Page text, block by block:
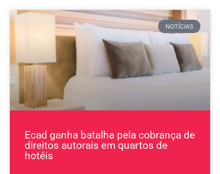
NOTÍCIAS
Ecad ganha batalha pela cobrança de
direitos autorais em quartos de
hotéis